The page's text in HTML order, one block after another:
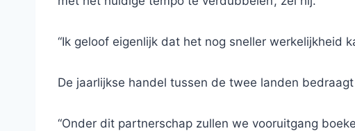
“Ik geloof eigenlijk dat het nog sneller werkelijkheid
De jaarlijkse handel tussen de twee landen
“Onder dit partnerschap zullen we vooruitgang